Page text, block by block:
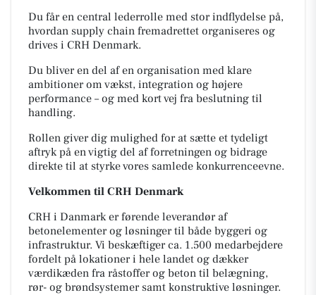
Du får en central lederrolle med stor indflydelse på,
hvordan supply chain fremadrettet organiseres og
drives i CRH Denmark.
Du bliver en del af en organisation med klare
ambitioner om vækst, integration og højere
performance – og med kort vej fra beslutning til
handling.
Rollen giver dig mulighed for at sætte et tydeligt
aftryk på en vigtig del af forretningen og bidrage
direkte til at styrke vores samlede konkurrenceevne.
Velkommen til CRH Denmark
CRH i Danmark er førende leverandør af
betonelementer og løsninger til både byggeri og
infrastruktur. Vi beskæftiger ca. 1.500 medarbejdere
fordelt på lokationer i hele landet og dækker
værdikæden fra råstoffer og beton til belægning,
rør- og brøndsystemer samt konstruktive løsninger.